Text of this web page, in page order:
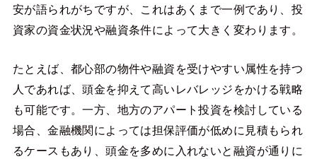
安が語られがちですが、これはあくまで一例であり、投
資家の資金状況や融資条件によって大きく変わります。
たとえば、都心部の物件や融資を受けやすい属性を持つ
人であれば、頭金を抑えて高いレバレッジをかける戦略
も可能です。一方、地方のアパート投資を検討している
場合、金融機関によっては担保評価が低めに見積もられ
るケースもあり、頭金を多めに入れないと融資が通りに